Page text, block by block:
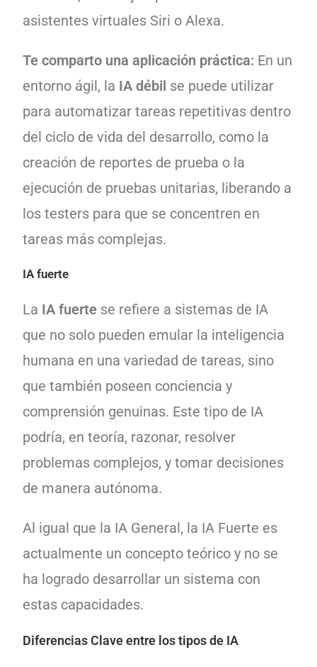
asistentes virtuales Siri o Alexa.
Te comparto una aplicación práctica: En un
entorno ágil, la IA débil se puede utilizar
para automatizar tareas repetitivas dentro
del ciclo de vida del desarrollo, como la
creación de reportes de prueba o la
ejecución de pruebas unitarias, liberando a
los testers para que se concentren en
tareas más complejas.
IA fuerte
La IA fuerte se refiere a sistemas de IA
que no solo pueden emular la inteligencia
humana en una variedad de tareas, sino
que también poseen conciencia y
comprensión genuinas. Este tipo de IA
podría, en teoría, razonar, resolver
problemas complejos, y tomar decisiones
de manera autónoma.
Al igual que la IA General, la IA Fuerte es
actualmente un concepto teórico y no se
ha logrado desarrollar un sistema con
estas capacidades.
Diferencias Clave entre los tipos de IA